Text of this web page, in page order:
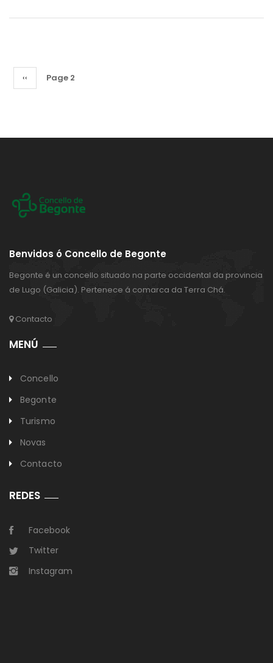
Pagination
Previous
page
‹‹ Page 2
Benvidos ó Concello de Begonte
Begonte é un concello situado na parte occidental da provincia
de Lugo (Galicia). Pertenece á comarca da Terra Chá.
Contacto
MENÚ
Concello
Begonte
Turismo
Novas
Contacto
REDES
Facebook
Twitter
Instagram